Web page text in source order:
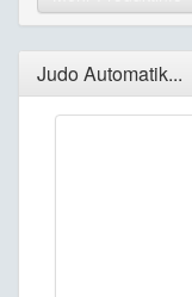
Judo Automatik...